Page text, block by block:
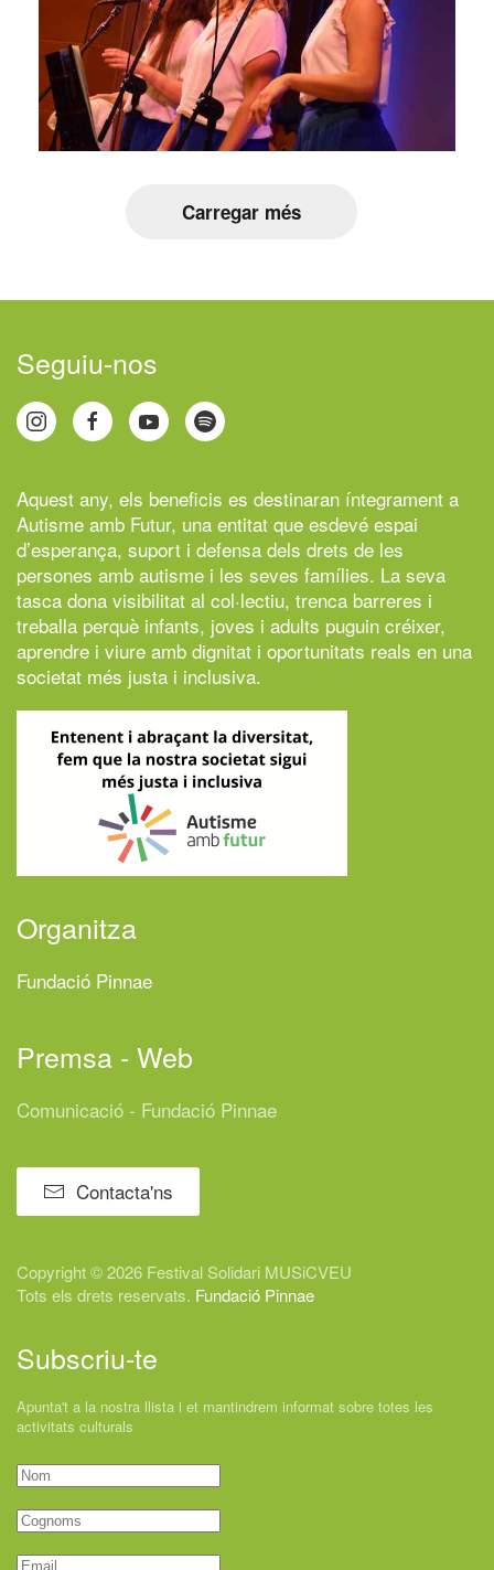
Carregar més
Seguiu-nos
Aquest any, els beneficis es destinaran íntegrament a
Autisme amb Futur, una entitat que esdevé espai
d’esperança, suport i defensa dels drets de les
persones amb autisme i les seves famílies. La seva
tasca dona visibilitat al col·lectiu, trenca barreres i
treballa perquè infants, joves i adults puguin créixer,
aprendre i viure amb dignitat i oportunitats reals en una
societat més justa i inclusiva.
Organitza
Fundació Pinnae
Premsa - Web
Comunicació - Fundació Pinnae
Contacta'ns
Copyright © 2026 Festival Solidari MUSiCVEU
Tots els drets reservats. Fundació Pinnae
Subscriu-te
Apunta't a la nostra llista i et mantindrem informat sobre totes les
activitats culturals